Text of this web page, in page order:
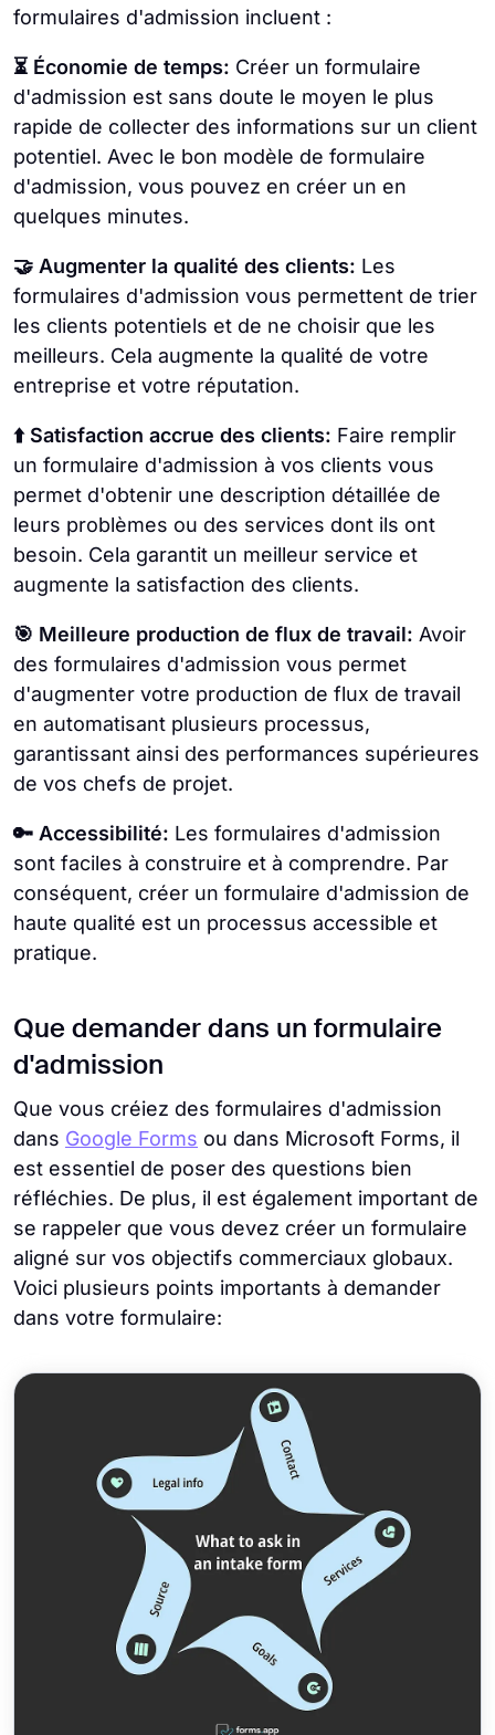
formulaires d'admission incluent :
⏳ Économie de temps: Créer un formulaire
d'admission est sans doute le moyen le plus
rapide de collecter des informations sur un client
potentiel. Avec le bon modèle de formulaire
d'admission, vous pouvez en créer un en
quelques minutes.
🤝 Augmenter la qualité des clients: Les
formulaires d'admission vous permettent de trier
les clients potentiels et de ne choisir que les
meilleurs. Cela augmente la qualité de votre
entreprise et votre réputation.
⬆️ Satisfaction accrue des clients: Faire remplir
un formulaire d'admission à vos clients vous
permet d'obtenir une description détaillée de
leurs problèmes ou des services dont ils ont
besoin. Cela garantit un meilleur service et
augmente la satisfaction des clients.
🎯 Meilleure production de flux de travail: Avoir
des formulaires d'admission vous permet
d'augmenter votre production de flux de travail
en automatisant plusieurs processus,
garantissant ainsi des performances supérieures
de vos chefs de projet.
🔑 Accessibilité: Les formulaires d'admission
sont faciles à construire et à comprendre. Par
conséquent, créer un formulaire d'admission de
haute qualité est un processus accessible et
pratique.
Que demander dans un formulaire
d'admission
Que vous créiez des formulaires d'admission
dans Google Forms ou dans Microsoft Forms, il
est essentiel de poser des questions bien
réfléchies. De plus, il est également important de
se rappeler que vous devez créer un formulaire
aligné sur vos objectifs commerciaux globaux.
Voici plusieurs points importants à demander
dans votre formulaire: